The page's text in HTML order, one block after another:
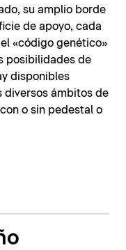
su amplio borde
de apoyo, cada
«código genético»
posibilidades de
disponibles
diversos ámbitos de
o sin pedestal o